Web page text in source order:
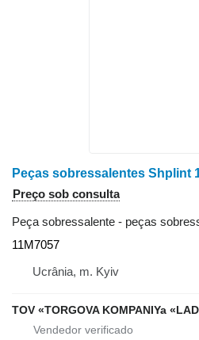
Preço sob consulta
Peça sobressalente - peças
11M7057
Ucrânia, m. Kyiv
TOV «TORGOVA KOMPANIYa